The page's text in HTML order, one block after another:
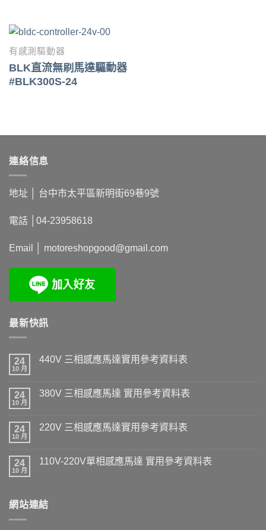
有感測驅動器
BLK直流無刷馬達驅動器
#BLK300S-24
連絡信息
地址 │ 台中市太平區新明街69巷9號
電話 │ 04-23958618
Email │ motoreshopgood@gmail.com
最新快訊
24
10 月
440V 三相感應馬達實用參考資料表
24
10 月
380V 三相感應馬達 實用參考資料表
24
10 月
220V 三相感應馬達實用參考資料表
24
10 月
110V-220V單相感應馬達 實用參考資料表
網站連結